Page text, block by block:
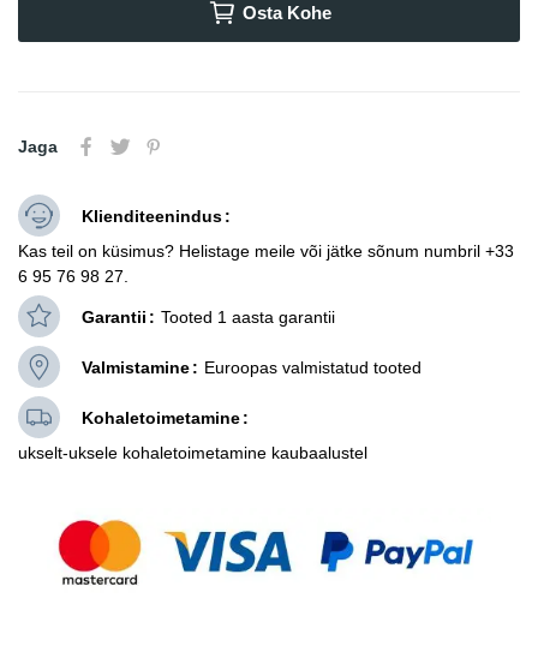
Osta Kohe
Jaga
Klienditeenindus
Kas teil on küsimus? Helistage meile või jätke sõnum numbril +33
6 95 76 98 27.
Garantii Tooted 1 aasta garantii
Valmistamine Euroopas valmistatud tooted
Kohaletoimetamine
ukselt-uksele kohaletoimetamine kaubaalustel